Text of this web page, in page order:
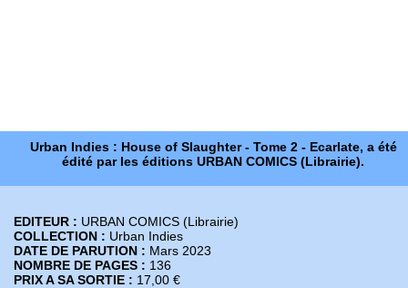
Urban Indies : House of Slaughter - Tome 2 - Ecarlate, a été
édité par les éditions URBAN COMICS (Librairie).
EDITEUR : URBAN COMICS (Librairie)
COLLECTION : Urban Indies
DATE DE PARUTION : Mars 2023
NOMBRE DE PAGES : 136
PRIX A SA SORTIE : 17,00 €